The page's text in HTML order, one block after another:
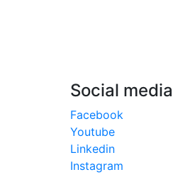
Social media
Facebook
Youtube
Linkedin
Instagram